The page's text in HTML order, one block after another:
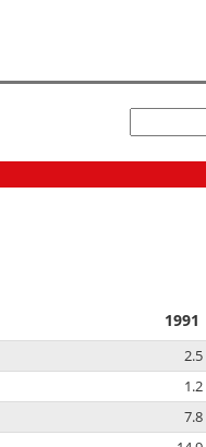
1991
2.5
1.2
7.8